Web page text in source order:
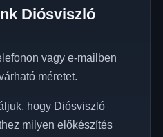
Diósviszló
vagy e-mailben
méretet.
hogy Diósviszló
milyen előkészítés